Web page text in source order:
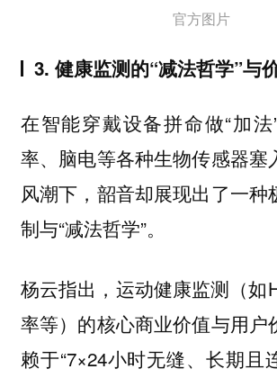
官方图片
3. 健康监测的“减法哲学”与
在智能穿戴设备拼命做“加
率、脑电等各种生物传感器塞
风潮下，韶音却展现出了一种
制与“减法哲学”。
杨云指出，运动健康监测（如
率等）的核心商业价值与用户
赖于“7×24小时无缝、长期且